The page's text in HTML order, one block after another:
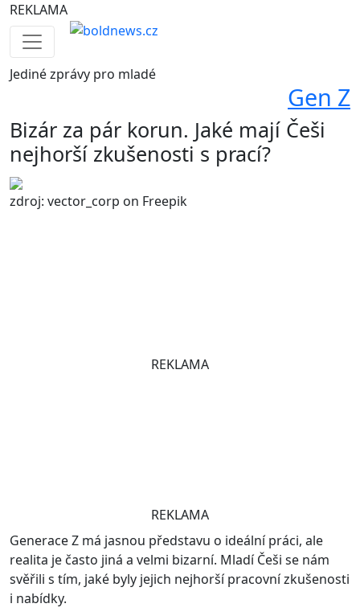
REKLAMA
Jedinézprávy pro mladé
Gen Z
Bizár za pár korun. Jaké mají Češi
nejhorší zkušenosti s prací?
zdroj: vector_corp on Freepik
REKLAMA
REKLAMA
Generace Z má jasnou představu o ideální práci, ale
realita je často jiná a velmi bizarní. Mladí Češi se nám
svěřili s tím, jaké byly jejich nejhorší pracovní zkušenosti
i nabídky.